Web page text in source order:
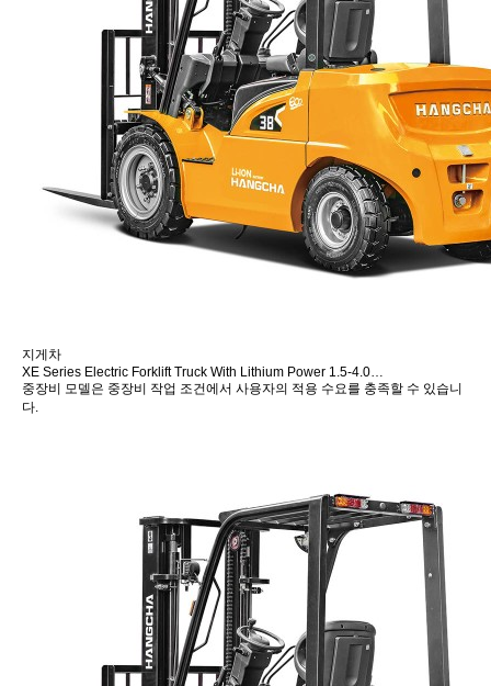
지게차
XE Series Electric Forklift Truck With Lithium Power 1.5-4.0…
중장비 모델은 중장비 작업 조건에서 사용자의 적용 수요를 충족할 수 있습니
다.